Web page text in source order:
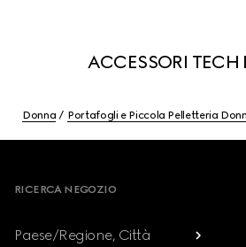
ACCESSORI
Donna Portafogli e Piccola Pelletteria
RICERCA NEGOZIO
Paese/Regione, Città